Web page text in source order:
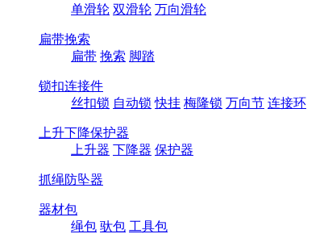
单滑轮 双滑轮 万向滑轮
扁带挽索
扁带 挽索 脚踏
锁扣连接件
丝扣锁 自动锁 快挂 梅隆锁 万向节 连接环
上升下降保护器
上升器 下降器 保护器
抓绳防坠器
器材包
绳包 驮包 工具包